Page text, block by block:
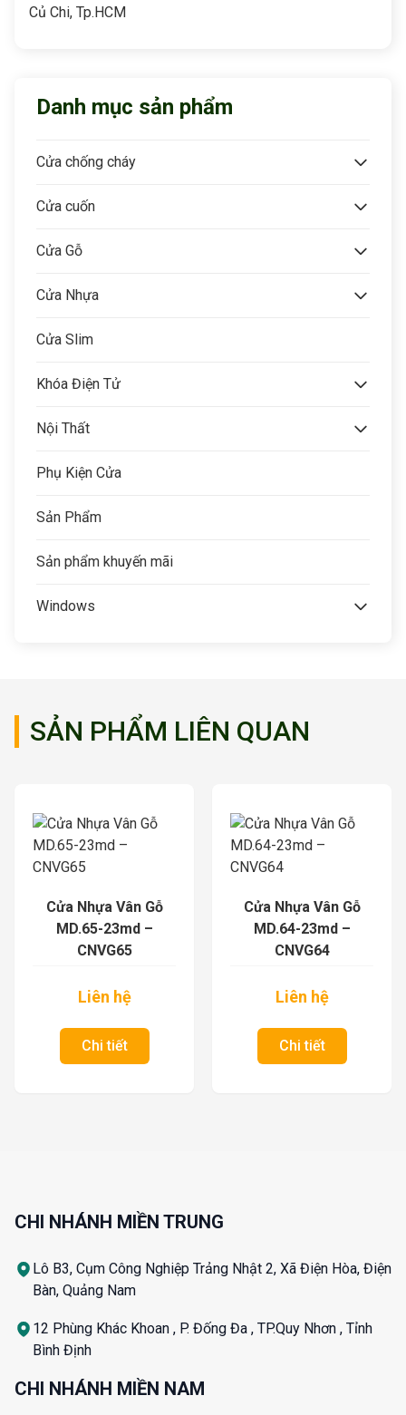
Củ Chi, Tp.HCM
Danh mục sản phẩm
Cửa chống cháy
Cửa cuốn
Cửa Gỗ
Cửa Nhựa
Cửa Slim
Khóa Điện Tử
Nội Thất
Phụ Kiện Cửa
Sản Phẩm
Sản phẩm khuyến mãi
Windows
SẢN PHẨM LIÊN QUAN
Cửa Nhựa Vân Gỗ
MD.64-23md –
CNVG64
Liên hệ
Chi tiết
Cửa Nhựa Vân Gỗ
MD.63-23md –
CNVG63
Liên hệ
Chi tiết
CHI NHÁNH MIỀN TRUNG
Lô B3, Cụm Công Nghiệp Trảng Nhật 2, Xã Điện Hòa, Điện
Bàn, Quảng Nam
12 Phùng Khác Khoan , P. Đống Đa , TP.Quy Nhơn , Tỉnh
Bình Định
CHI NHÁNH MIỀN NAM